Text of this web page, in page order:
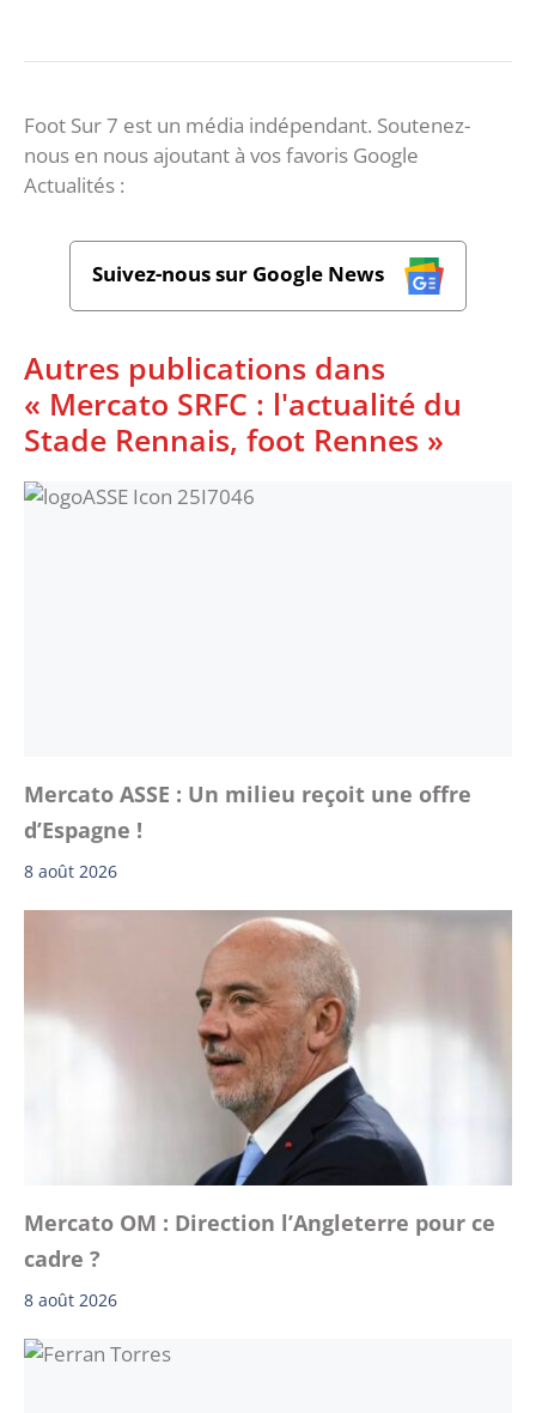
Foot Sur 7 est un média indépendant. Soutenez-
nous en nous ajoutant à vos favoris Google
Actualités :
Suivez-nous sur Google News
Autres publications dans
« Mercato SRFC : l'actualité du
Stade Rennais, foot Rennes »
Mercato ASSE : Un milieu reçoit une offre
d’Espagne !
8 août 2026
Mercato OM : Direction l’Angleterre pour ce
cadre ?
8 août 2026